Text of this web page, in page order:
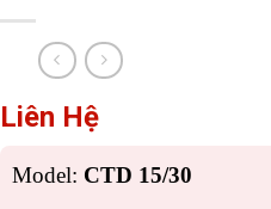
Liên Hệ
Model: CTD 15/30